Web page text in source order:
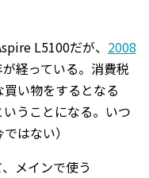
L5100だが、 2008
経っている。消費税
い物をするとなる
うことになる。いつ
はない）
メインで使う